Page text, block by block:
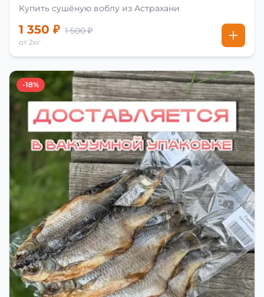
Купить сушёную воблу из Астрахани
1 350 ₽ 1 500 ₽
от 2кг
-18%